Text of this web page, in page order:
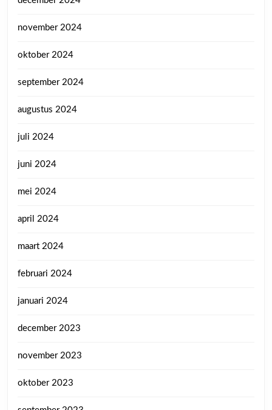
november 2024
oktober 2024
september 2024
augustus 2024
juli 2024
juni 2024
mei 2024
april 2024
maart 2024
februari 2024
januari 2024
december 2023
november 2023
oktober 2023